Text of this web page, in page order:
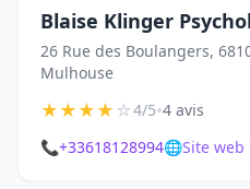
Blaise Klinger
26 Rue des Boulangers,
Mulhouse
★★★★☆4/5•4 avis
📞+33618128994🌐Site web